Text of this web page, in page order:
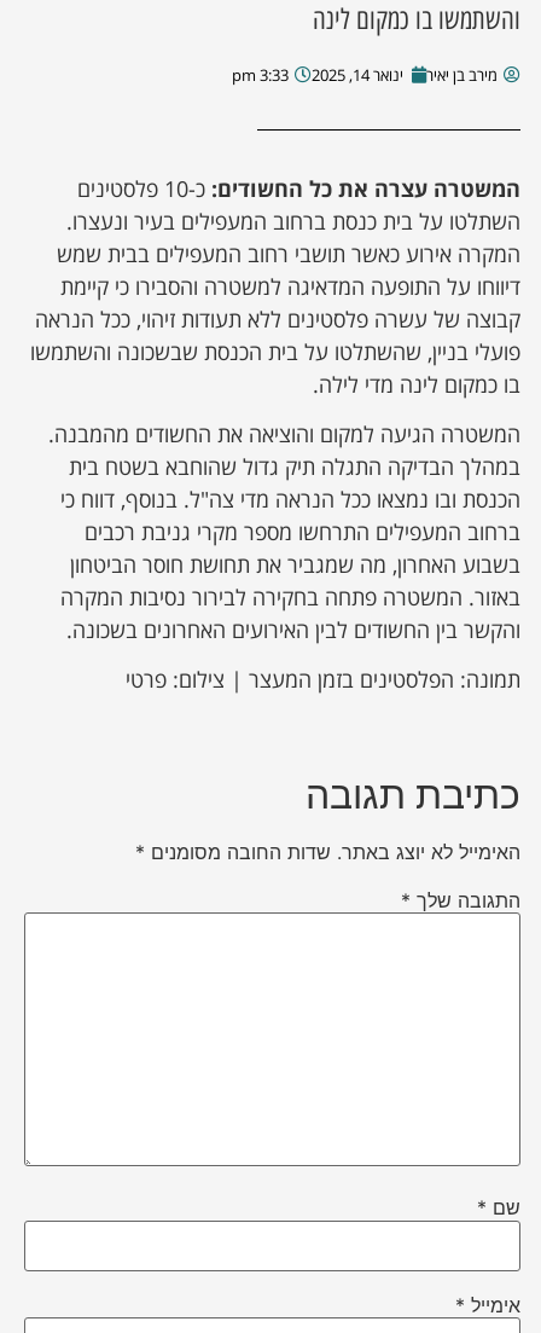
עסקים
והשתמשו בו כמקום לינה
מירב בן יאיר ינואר 14, 2025 3:33 pm
המשטרה עצרה את כל החשודים:
כ-10 פלסטינים
השתלטו על בית כנסת ברחוב המעפילים בעיר ונעצרו.
המקרה אירוע כאשר תושבי רחוב המעפילים בבית שמש
דיווחו על התופעה המדאיגה למשטרה והסבירו כי קיימת
קבוצה של עשרה פלסטינים ללא תעודות זיהוי, ככל הנראה
פועלי בניין, שהשתלטו על בית הכנסת שבשכונה והשתמשו
בו כמקום לינה מדי לילה.
המשטרה הגיעה למקום והוציאה את החשודים מהמבנה.
במהלך הבדיקה התגלה תיק גדול שהוחבא בשטח בית
הכנסת ובו נמצאו ככל הנראה מדי צה"ל. בנוסף, דווח כי
ברחוב המעפילים התרחשו מספר מקרי גניבת רכבים
בשבוע האחרון, מה שמגביר את תחושת חוסר הביטחון
באזור. המשטרה פתחה בחקירה לבירור נסיבות המקרה
והקשר בין החשודים לבין האירועים האחרונים בשכונה.
תמונה: הפלסטינים בזמן המעצר | צילום: פרטי
כתיבת תגובה
האימייל לא יוצג באתר. שדות החובה מסומנים *
התגובה שלך *
שם *
אימייל *